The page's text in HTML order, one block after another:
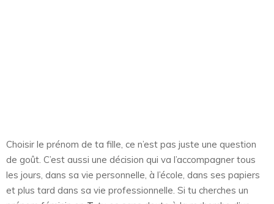
Choisir le prénom de ta fille, ce n’est pas juste une question
de goût. C’est aussi une décision qui va l’accompagner tous
les jours, dans sa vie personnelle, à l’école, dans ses papiers
et plus tard dans sa vie professionnelle. Si tu cherches un